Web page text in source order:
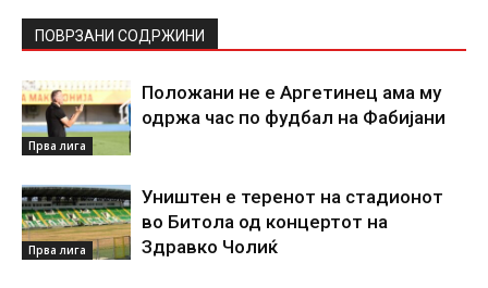
ПОВРЗАНИ СОДРЖИНИ
Прва лига
Положани не е Аргетинец ама му
одржа час по фудбал на Фабијани
Прва лига
Уништен е теренот на стадионот
во Битола од концертот на
Здравко Чолиќ